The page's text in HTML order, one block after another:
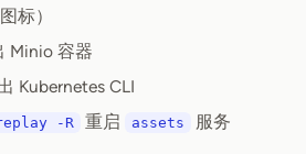
标）
Minio 容器
Kubernetes CLI
-R 重启 assets 服务